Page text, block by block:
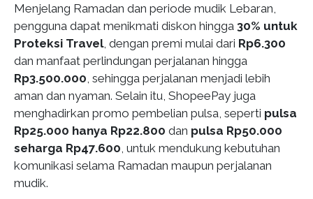
Menjelang Ramadan dan periode mudik Lebaran,
pengguna dapat menikmati diskon hingga 30% untuk
Proteksi Travel, dengan premi mulai dari Rp6.300
dan manfaat perlindungan perjalanan hingga
Rp3.500.000 , sehingga perjalanan menjadi lebih
aman dan nyaman. Selain itu, ShopeePay juga
menghadirkan promo pembelian pulsa, seperti pulsa
Rp25.000 hanya Rp22.800 dan pulsa Rp50.000
seharga Rp47.600 , untuk mendukung kebutuhan
komunikasi selama Ramadan maupun perjalanan
mudik.